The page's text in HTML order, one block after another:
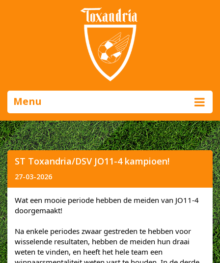
Menu
ST Toxandria/DSV JO11-4 kampioen!
27-03-2026
Wat een mooie periode hebben de meiden van JO11-4
doorgemaakt!
Na enkele periodes zwaar gestreden te hebben voor
wisselende resultaten, hebben de meiden hun draai
weten te vinden, en heeft het hele team een